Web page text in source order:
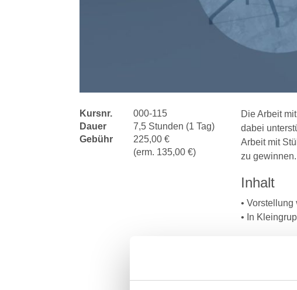
Kursnr.
000-115
Dauer
7,5 Stunden (1 Tag)
Gebühr
225,00 €
(erm. 135,00 €)
Die Arbeit
dabei
Arbeit mit
zu
Inhalt
•
• In